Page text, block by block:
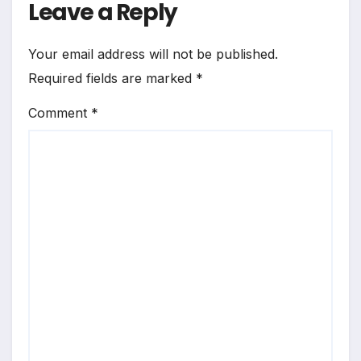
Leave a Reply
Your email address will not be published.
Required fields are marked *
Comment *